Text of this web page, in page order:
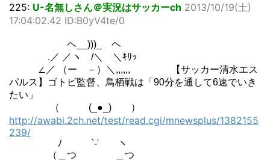
225: U-名無しさん＠実況はサッカーch 2013/10/19(土)
17:04:02.42 ID:B0yV4te/0
ヘ__)))_ ヘ
.／ ／ヽ /＼ ＼ｷﾘｯ
∠／ （ー －）＼,,,,,,ゝ 【サッカー清水エス
パルス】ゴトビ監督、鳥栖戦は「90分を通して6速でいき
たい」
（ (_●_) ）
http://awabi.2ch.net/test/read.cgi/mnewsplus/1382155
239/
ﾉ `-' ヽ
（＿つ ＿つ